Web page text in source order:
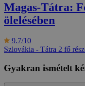
Magas-Tátra:
ölelésében
9.7/10
Szlovákia - Tátra 2 fő
Gyakran ismételt